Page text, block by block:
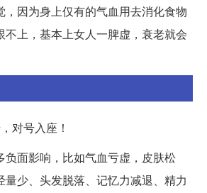
，因为身上仅有的气血用去消化食物
不上，基本上女人一脾虚，衰老就会
对号入座！
负面影响，比如气血亏虚，皮肤松
量少、头发脱落、记忆力减退、精力